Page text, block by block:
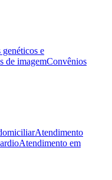
genéticos e
de imagemConvênios
Atendimento
Atendimento em